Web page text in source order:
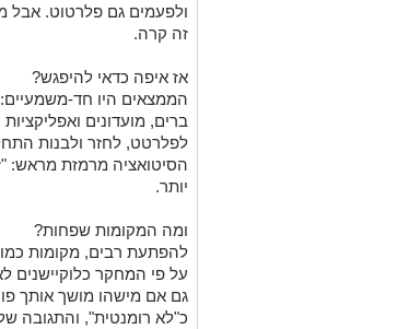
ולפעמים גם פלרטוט. אבל
זה קרה.
אז איפה כדאי להיפגש?
הממצאים היו חד-משמעיים:
ברים, מועדונים
לפלרטט, לחזר ולבנות
הסיטואציה מרמזת מראש:
יותר.
ומה המקומות שפחות?
להפתעת רבים, מקומות כמו
על פי המחקר כלוקיישנים
גם אם מישהו מושך אותך
כ"לא רומנטית", והתגובה